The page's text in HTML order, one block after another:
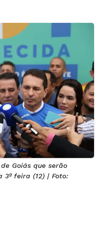
Goiás que serão
3ª feira (12) | Foto: